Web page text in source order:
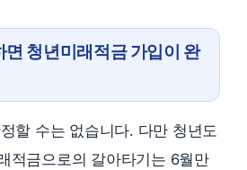
청년미래적금 가입이 완
할 수는 없습니다. 다만 청년도
적금으로의 갈아타기는 6월만